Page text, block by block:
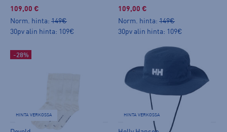
109,00 €
Norm. hinta: 149€
30pv alin hinta: 109€
109,00 €
Norm. hinta: 149€
30pv alin hinta: 109€
-28%
HINTA VERKOSSA HINTA VERKOSSA